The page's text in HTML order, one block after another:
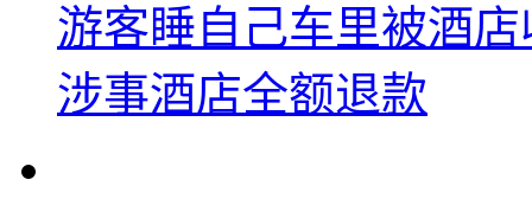
游客睡自己车里被酒
涉事酒店全额退款